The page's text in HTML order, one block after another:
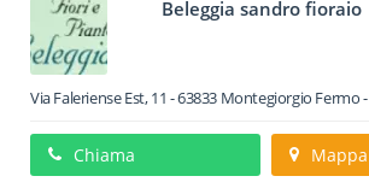
Beleggia sandro fioraio
Via Faleriense Est, 11 -63833 Montegiorgio Fermo -
Chiama Mappa